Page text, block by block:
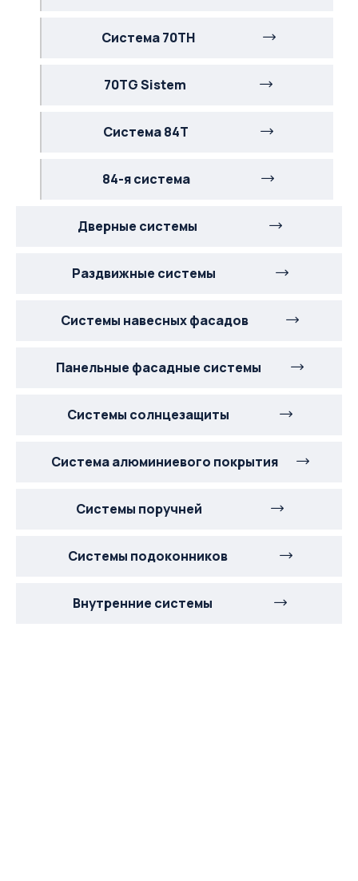
Система 70TH
70TG Sistem
Система 84Т
84-я система
Дверные системы
Раздвижные системы
Системы навесных фасадов
Панельные фасадные системы
Системы солнцезащиты
Система алюминиевого покрытия
Системы поручней
Системы подоконников
Внутренние системы